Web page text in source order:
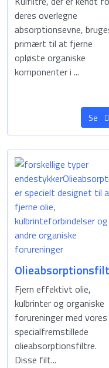
deres overlegne
absorptionsevne,
primært til at fjerne
opløste organiske
komponenter i ...
Se
Fjern effektivt olie,
kulbrinter og organiske
forureninger med vores
specialfremstillede
olieabsorptionsfiltre.
Disse filt...